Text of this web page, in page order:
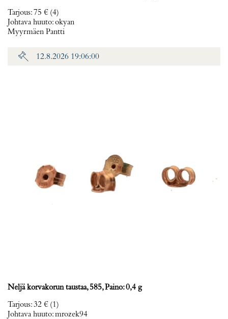
Tarjous:75 € (4)
Johtava huuto:okyan
Myyrmäen Pantti
12.8.2026 19:06:00
Neljä korvakorun taustaa, 585, Paino: 0,4 g
Tarjous:32 € (1)
Johtava huuto:mrozek94